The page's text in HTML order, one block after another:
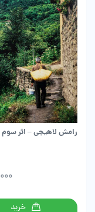
رامش لاهیجی – اثر سوم
خرید